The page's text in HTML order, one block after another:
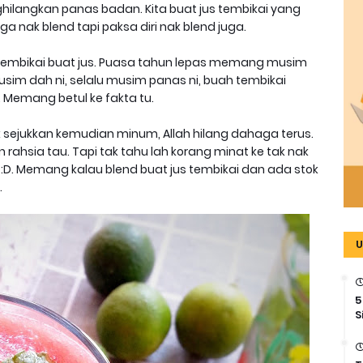
panas badan. Kita buat jus tembikai yang
nak blend tapi paksa diri nak blend juga.
buat jus. Puasa tahun lepas memang musim
dah ni, selalu musim panas ni, buah tembikai
betul ke fakta tu.
kemudian minum, Allah hilang dahaga terus.
tau. Tapi tak tahu lah korang minat ke tak nak
Memang kalau blend buat jus tembikai dan ada stok